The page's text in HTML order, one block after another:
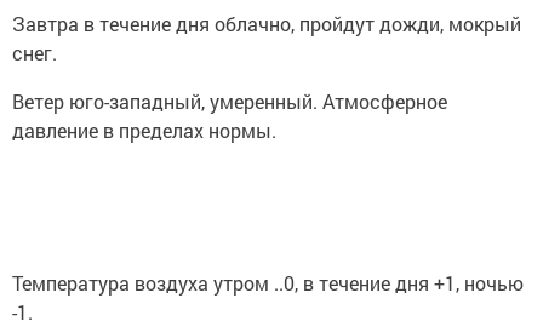
Завтра в течение дня облачно, пройдут дожди, мокрый
снег.
Ветер юго-западный, умеренный. Атмосферное
давление в пределах нормы.
Температура воздуха утром ..0, в течение дня +1, ночью
-1.